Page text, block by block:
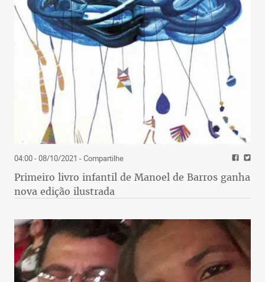
04:00 - 08/10/2021 - Compartilhe
Primeiro livro infantil de Manoel de Barros ganha
nova edição ilustrada